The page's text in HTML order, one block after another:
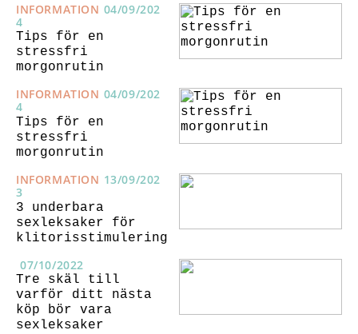
INFORMATION 04/09/202
4
Tips för en
stressfri
morgonrutin
INFORMATION 04/09/202
4
Tips för en
stressfri
morgonrutin
INFORMATION 13/09/202
3
3 underbara
sexleksaker för
klitorisstimulering
07/10/2022
Tre skäl till
varför ditt nästa
köp bör vara
sexleksaker